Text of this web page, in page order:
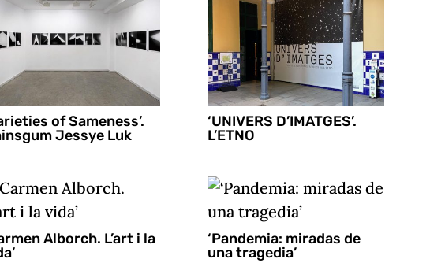
of Sameness’.
Jessye Luk
‘UNIVERS D’IMATGES’.
L’ETNO
Alborch. L’art i la
‘Pandemia: miradas de
una tragedia’